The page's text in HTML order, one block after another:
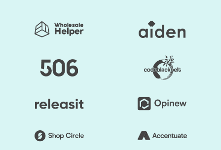
Google's main intention is to serve the best search result
pages with quality content but provides the best user
experience, and you guessed it right, page speed is part
of a great user experience. Based on these performance
important ranking factor in Google’s algorithm and also
plays a crucial role in user experience. Pages that take